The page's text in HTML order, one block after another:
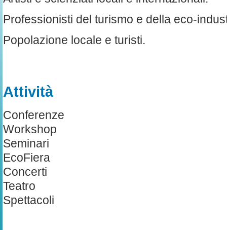
Professionisti del turismo e della eco-
Popolazione locale e turisti.
Attività
Conferenze
Workshop
Seminari
EcoFiera
Concerti
Teatro
Spettacoli